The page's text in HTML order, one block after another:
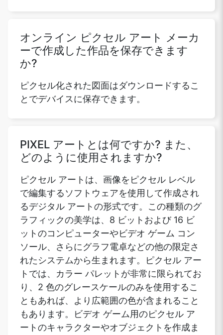
オンライン ピクセル アート メーカ
ーで作成した作品を保存できます
か?
ピクセル化された図面はダウンロードするこ
とでデバイスに保存できます。
PIXEL アートとは何ですか? また、
どのように使用されますか?
ピクセル アートは、画像をピクセル レベル
で編集するソフトウェアを使用して作成され
るデジタル アートの形式です。この種類のグ
ラフィックの美学は、8 ビットおよび 16 ビ
ットのコンピューターやビデオ ゲーム コン
ソール、さらにグラフ電卓などの他の限定さ
れたシステムから生まれます。ピクセル アー
トでは、カラー パレットが非常に限られてお
り、2 色のグレースケールのみを使用するこ
ともあれば、より広範囲の色が含まれること
もあります。ビデオ ゲーム用のピクセル ア
ートのキャラクターやオブジェクトを作成ま